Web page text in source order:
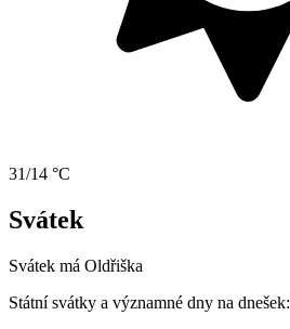
31/14 °C
Svátek
Svátek má Oldřiška
Státní svátky a významné dny na dnešek: